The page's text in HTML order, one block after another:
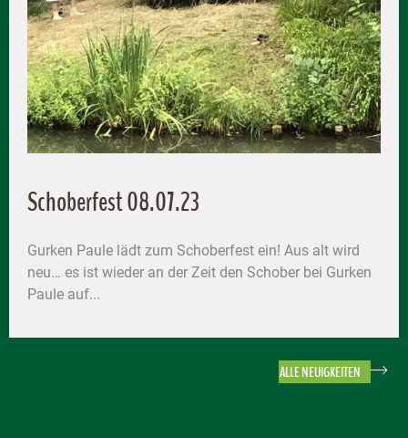
Schoberfest 08.07.23
Gurken Paule lädt zum Schoberfest ein! Aus alt wird
neu… es ist wieder an der Zeit den Schober bei Gurken
Paule auf...
ALLE NEUIGKEITEN